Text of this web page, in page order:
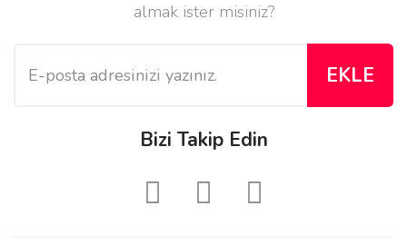
almak ister misiniz?
EKLE
Bizi Takip Edin